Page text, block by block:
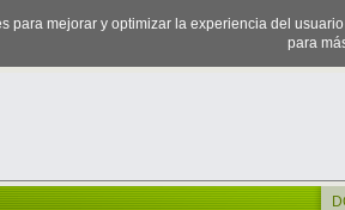
para mejorar y optimizar la experiencia del
para